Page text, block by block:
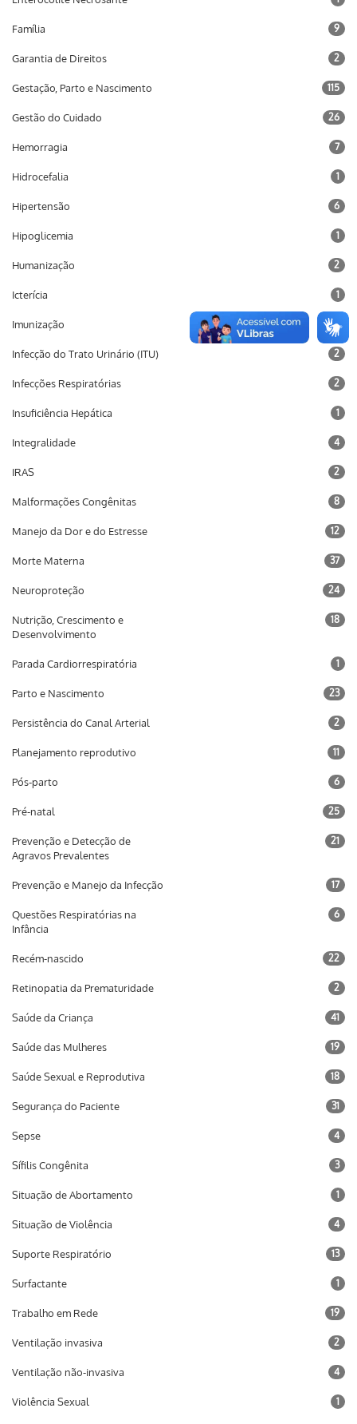
Família 9
Garantia de Direitos 2
Gestação, Parto e Nascimento 115
Gestão do Cuidado 26
Hemorragia 7
Hidrocefalia 1
Hipertensão 6
Hipoglicemia 1
Humanização 2
Icterícia 1
Imunização 10
Infecção do Trato Urinário (ITU) 2
Infecções Respiratórias 2
Insuficiência Hepática 1
Integralidade 4
IRAS 2
Malformações Congênitas 8
Manejo da Dor e do Estresse 12
Morte Materna 37
Neuroproteção 24
Nutrição, Crescimento e
Desenvolvimento
18
Parada Cardiorrespiratória 1
Parto e Nascimento 23
Persistência do Canal Arterial 2
Planejamento reprodutivo 11
Pós-parto 6
Pré-natal 25
Prevenção e Detecção de
Agravos Prevalentes
21
Prevenção e Manejo da Infecção 17
Questões Respiratórias na
Infância
6
Recém-nascido 22
Retinopatia da Prematuridade 2
Saúde da Criança 41
Saúde das Mulheres 19
Saúde Sexual e Reprodutiva 18
Segurança do Paciente 31
Sepse 4
Sífilis Congênita 3
Situação de Abortamento 1
Situação de Violência 4
Suporte Respiratório 13
Surfactante 1
Trabalho em Rede 19
Ventilação invasiva 2
Ventilação não-invasiva 4
Violência Sexual 1